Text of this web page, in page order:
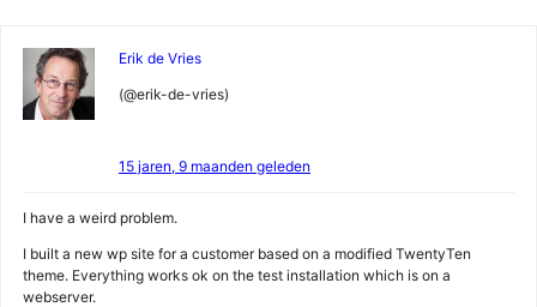
Erik de Vries
(@erik-de-vries)
15 jaren, 9 maanden geleden
I have a weird problem.
I built a new wp site for a customer based on a modified TwentyTen
theme. Everything works ok on the test installation which is on a
webserver.